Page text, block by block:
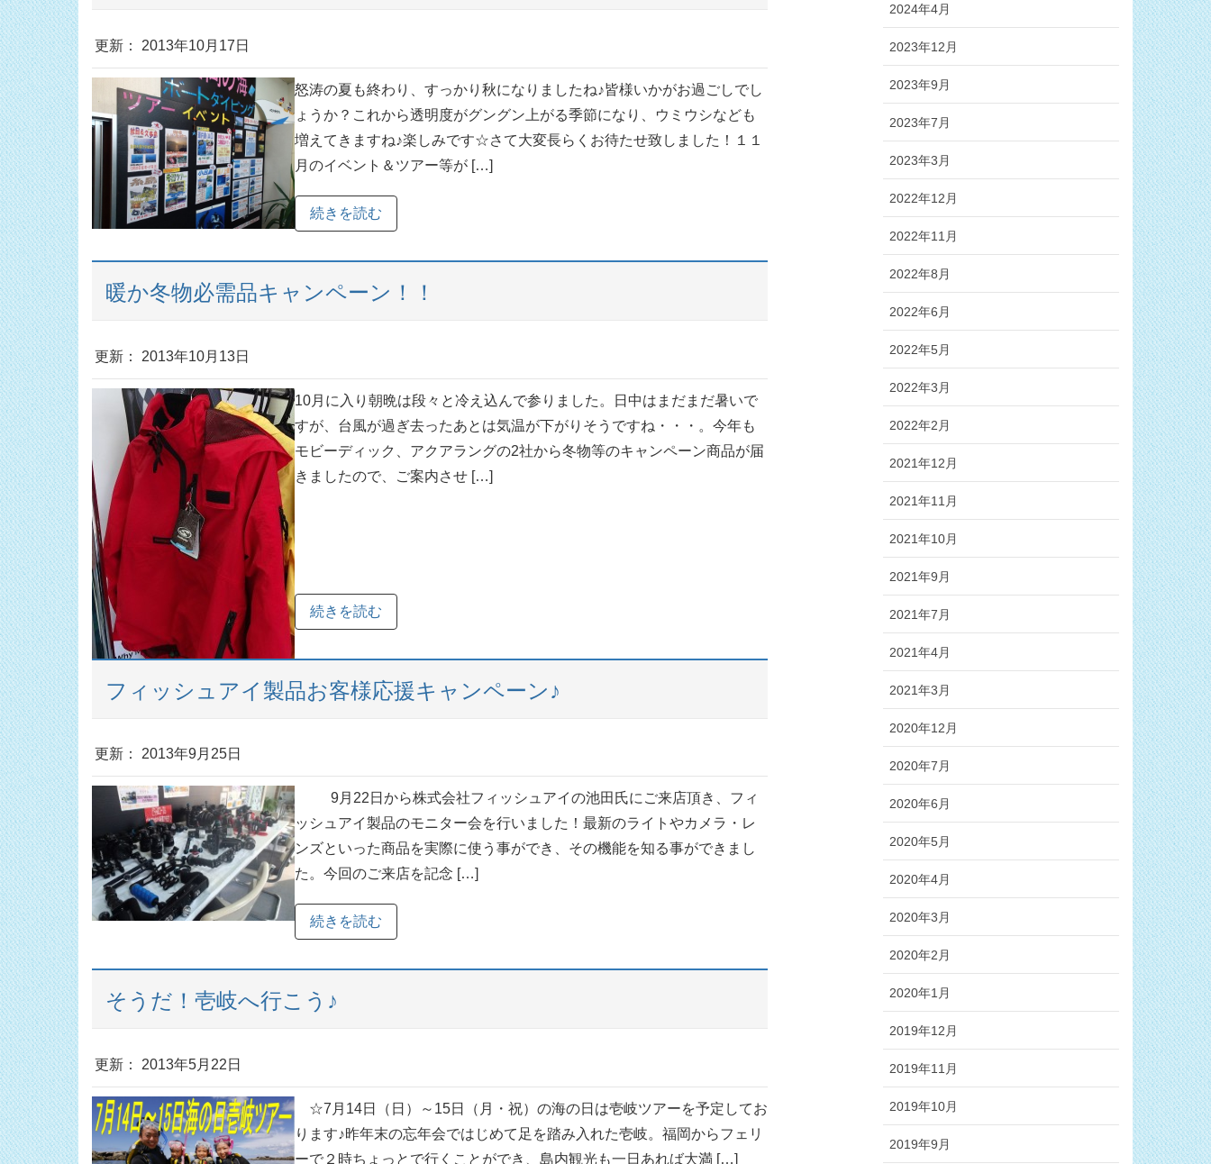
更新： 2013年10月17日
怒涛の夏も終わり、すっかり秋になりましたね♪皆様いかがお過ごしでし
ょうか？これから透明度がグングン上がる季節になり、ウミウシなども
増えてきますね♪楽しみです☆さて大変長らくお待たせ致しました！１１
月のイベント＆ツアー等が […]
続きを読む
暖か冬物必需品キャンペーン！！
更新： 2013年10月13日
10月に入り朝晩は段々と冷え込んで参りました。日中はまだまだ暑いで
すが、台風が過ぎ去ったあとは気温が下がりそうですね・・・。今年も
モビーディック、アクアラングの2社から冬物等のキャンペーン商品が届
きましたので、ご案内させ […]
続きを読む
フィッシュアイ製品お客様応援キャンペーン♪
更新： 2013年9月25日
9月22日から株式会社フィッシュアイの池田氏にご来店頂き、フィ
ッシュアイ製品のモニター会を行いました！最新のライトやカメラ・レ
ンズといった商品を実際に使う事ができ、その機能を知る事ができまし
た。今回のご来店を記念 […]
続きを読む
そうだ！壱岐へ行こう♪
更新： 2013年5月22日
☆7月14日（日）～15日（月・祝）の海の日は壱岐ツアーを予定してお
ります♪昨年末の忘年会ではじめて足を踏み入れた壱岐。福岡からフェリ
ーで２時ちょっとで行くことができ、島内観光も一日あれば大満 […]
2024年4月
2023年12月
2023年9月
2023年7月
2023年3月
2022年12月
2022年11月
2022年8月
2022年6月
2022年5月
2022年3月
2022年2月
2021年12月
2021年11月
2021年10月
2021年9月
2021年7月
2021年4月
2021年3月
2020年12月
2020年7月
2020年6月
2020年5月
2020年4月
2020年3月
2020年2月
2020年1月
2019年12月
2019年11月
2019年10月
2019年9月